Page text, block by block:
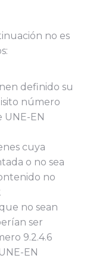
no es
definido su
número
UNE-EN
cuya
o no sea
no
no sean
ser
9.2.4.6
EN